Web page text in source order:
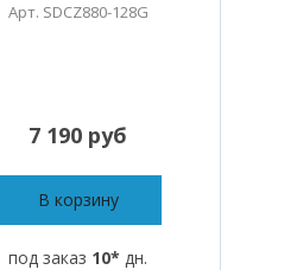
Арт. SDCZ880-128G
7 190 руб
В корзину
под заказ 10* дн.